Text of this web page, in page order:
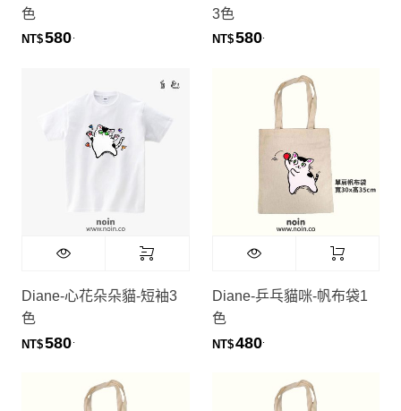
色
NT$580
3色
NT$580
Diane-心花朵朵貓-短袖3
色
NT$580
Diane-乒乓貓咪-帆布袋1
色
NT$480